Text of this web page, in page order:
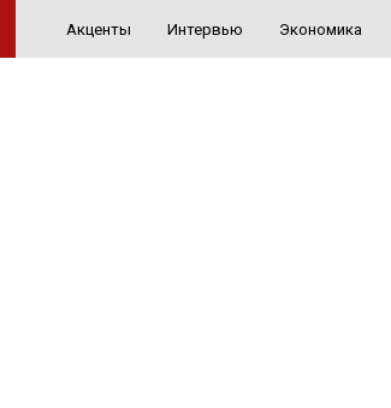
Акценты Интервью Экономика